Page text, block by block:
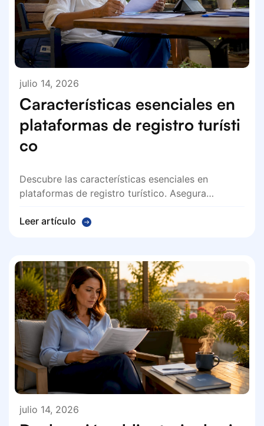
julio 14, 2026
Características esenciales en
plataformas de registro turísti
co
Descubre las características esenciales en
plataformas de registro turístico. Asegura…
Leer artículo
julio 14, 2026